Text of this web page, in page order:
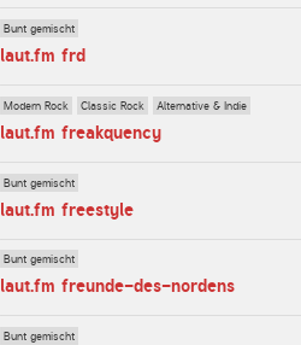
Bunt gemischt
laut.fm frd
Modern Rock Classic Rock Alternative & Indie
laut.fm freakquency
Bunt gemischt
laut.fm freestyle
Bunt gemischt
laut.fm freunde-des-nordens
Bunt gemischt